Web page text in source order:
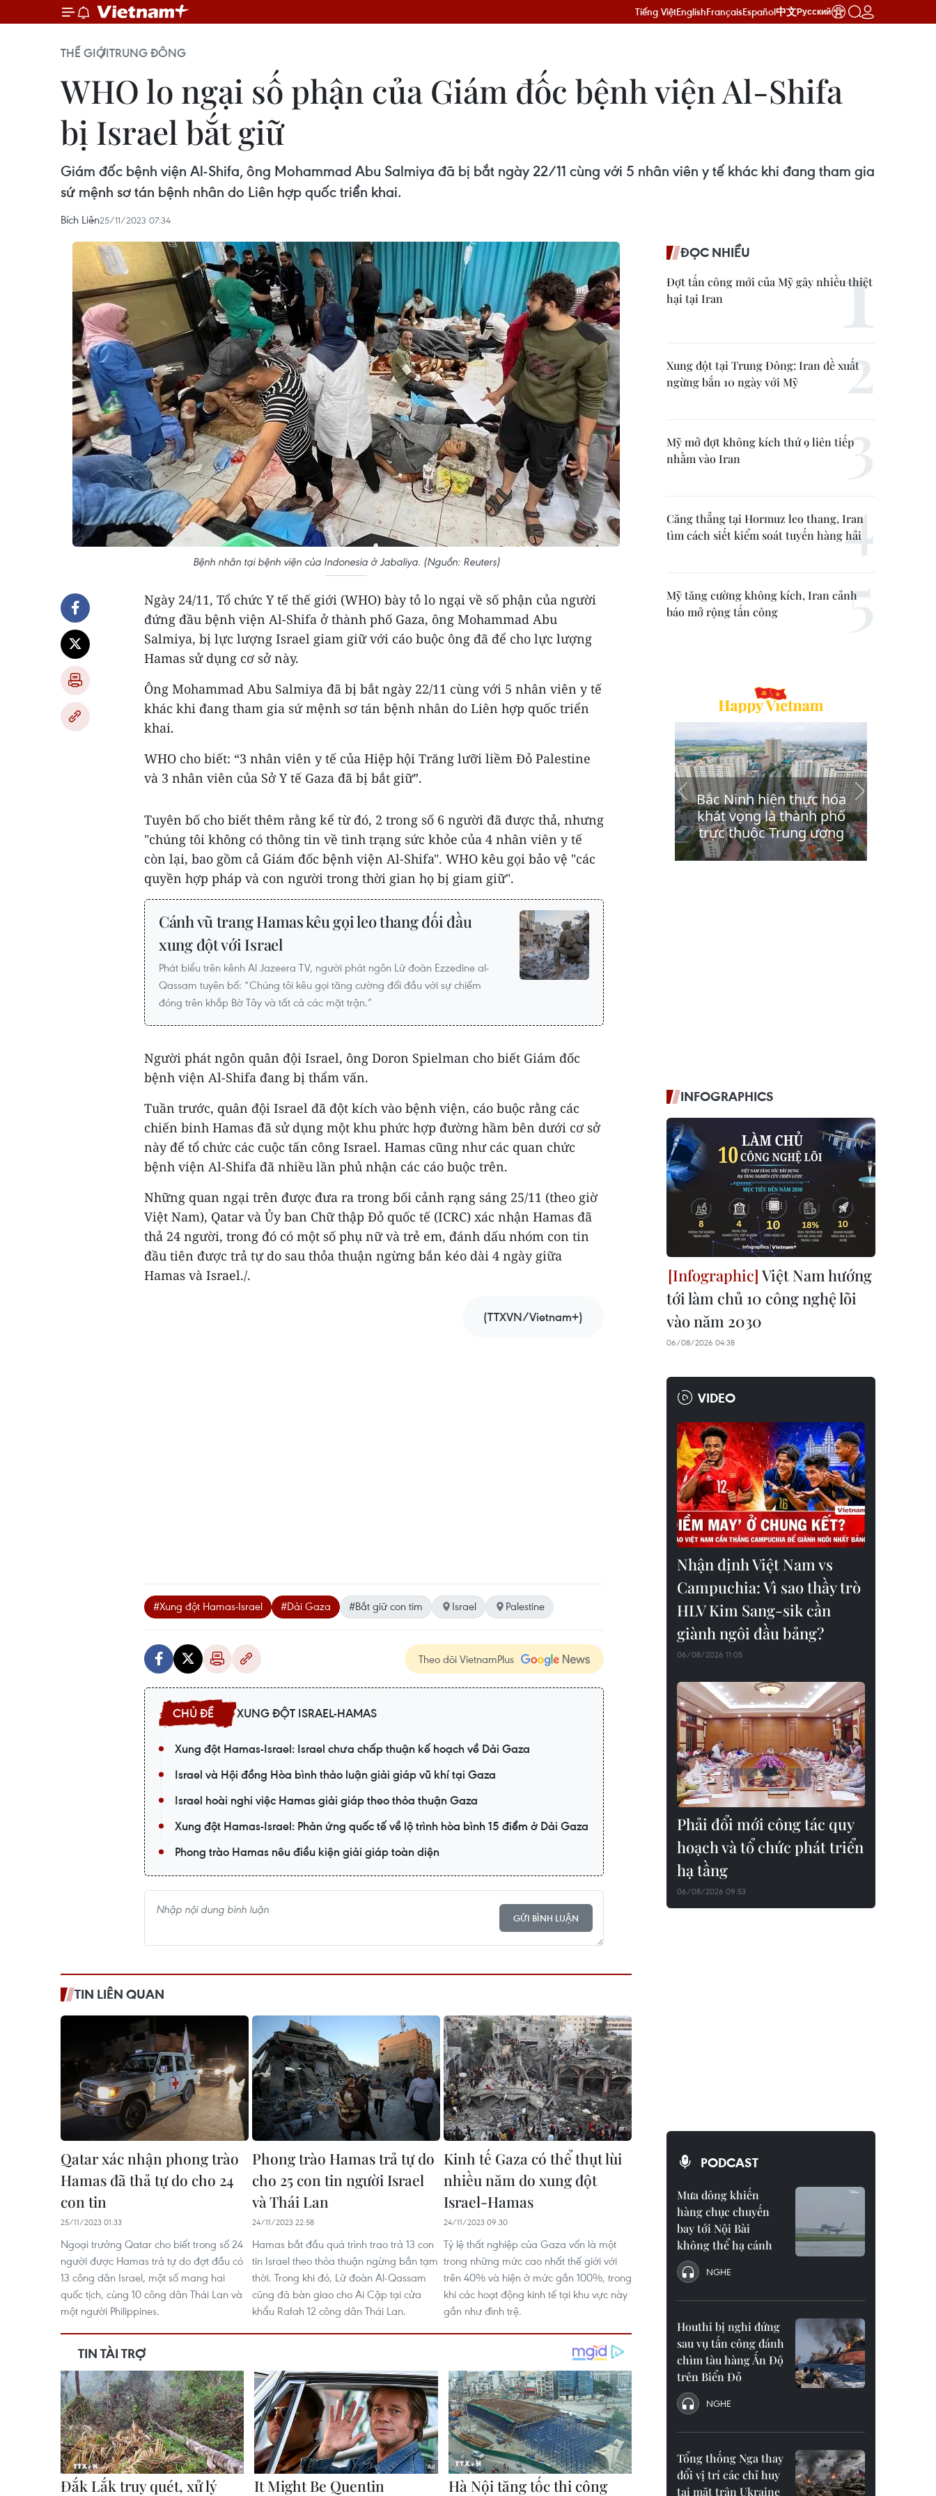
Tiếng ViệtEnglishFrançaisEspañol中文Русский
THẾ GIỚITRUNG ĐÔNG
WHO lo ngại số phận của Giám đốc bệnh viện Al-Shifa
bị Israel bắt giữ
Giám đốc bệnh viện Al-Shifa, ông Mohammad Abu Salmiya đã bị bắt ngày 22/11 cùng với 5 nhân viên y tế khác khi đang tham gia
sứ mệnh sơ tán bệnh nhân do Liên hợp quốc triển khai.
Bích Liên25/11/2023 07:34
Bệnh nhân tại bệnh viện của Indonesia ở Jabaliya. (Nguồn: Reuters)
Ngày 24/11, Tổ chức Y tế thế giới (WHO) bày tỏ lo ngại về số phận của người
đứng đầu bệnh viện Al-Shifa ở thành phố Gaza, ông Mohammad Abu
Salmiya, bị lực lượng Israel giam giữ với cáo buộc ông đã để cho lực lượng
Hamas sử dụng cơ sở này.
Ông Mohammad Abu Salmiya đã bị bắt ngày 22/11 cùng với 5 nhân viên y tế
khác khi đang tham gia sứ mệnh sơ tán bệnh nhân do Liên hợp quốc triển
khai.
WHO cho biết: “3 nhân viên y tế của Hiệp hội Trăng lưỡi liềm Đỏ Palestine
và 3 nhân viên của Sở Y tế Gaza đã bị bắt giữ”.
Tuyên bố cho biết thêm rằng kể từ đó, 2 trong số 6 người đã được thả, nhưng
"chúng tôi không có thông tin về tình trạng sức khỏe của 4 nhân viên y tế
còn lại, bao gồm cả Giám đốc bệnh viện Al-Shifa". WHO kêu gọi bảo vệ "các
quyền hợp pháp và con người trong thời gian họ bị giam giữ".
Cánh vũ trang Hamas kêu gọi leo thang đối đầu
xung đột với Israel
Phát biểu trên kênh Al Jazeera TV, người phát ngôn Lữ đoàn Ezzedine al-
Qassam tuyên bố: “Chúng tôi kêu gọi tăng cường đối đầu với sự chiếm
đóng trên khắp Bờ Tây và tất cả các mặt trận.”
Người phát ngôn quân đội Israel, ông Doron Spielman cho biết Giám đốc
bệnh viện Al-Shifa đang bị thẩm vấn.
Tuần trước, quân đội Israel đã đột kích vào bệnh viện, cáo buộc rằng các
chiến binh Hamas đã sử dụng một khu phức hợp đường hầm bên dưới cơ sở
này để tổ chức các cuộc tấn công Israel. Hamas cũng như các quan chức
bệnh viện Al-Shifa đã nhiều lần phủ nhận các cáo buộc trên.
Những quan ngại trên được đưa ra trong bối cảnh rạng sáng 25/11 (theo giờ
Việt Nam), Qatar và Ủy ban Chữ thập Đỏ quốc tế (ICRC) xác nhận Hamas đã
thả 24 người, trong đó có một số phụ nữ và trẻ em, đánh dấu nhóm con tin
đầu tiên được trả tự do sau thỏa thuận ngừng bắn kéo dài 4 ngày giữa
Hamas và Israel./.
(TTXVN/Vietnam+)
#Xung đột Hamas-Israel #Dải Gaza #Bắt giữ con tim Israel Palestine
Theo dõi VietnamPlus
XUNG ĐỘT ISRAEL-HAMAS
Xung đột Hamas-Israel: Israel chưa chấp thuận kế hoạch về Dải Gaza
Israel và Hội đồng Hòa bình thảo luận giải giáp vũ khí tại Gaza
Israel hoài nghi việc Hamas giải giáp theo thỏa thuận Gaza
Xung đột Hamas-Israel: Phản ứng quốc tế về lộ trình hòa bình 15 điểm ở Dải Gaza
Phong trào Hamas nêu điều kiện giải giáp toàn diện
GỬI BÌNH LUẬN
TIN LIÊN QUAN
Qatar xác nhận phong trào
Hamas đã thả tự do cho 24
con tin
25/11/2023 01:33
Ngoại trưởng Qatar cho biết trong số 24
người được Hamas trả tự do đợt đầu có
13 công dân Israel, một số mang hai
quốc tịch, cùng 10 công dân Thái Lan và
một người Philippines.
Phong trào Hamas trả tự do
cho 25 con tin người Israel
và Thái Lan
24/11/2023 22:58
Hamas bắt đầu quá trình trao trả 13 con
tin Israel theo thỏa thuận ngừng bắn tạm
thời. Trong khi đó, Lữ đoàn Al-Qassam
cũng đã bàn giao cho Ai Cập tại cửa
khẩu Rafah 12 công dân Thái Lan.
Kinh tế Gaza có thể thụt lùi
nhiều năm do xung đột
Israel-Hamas
24/11/2023 09:30
Tỷ lệ thất nghiệp của Gaza vốn là một
trong những mức cao nhất thế giới với
trên 40% và hiện ở mức gần 100%, trong
khi các hoạt động kinh tế tại khu vực này
gần như đình trệ.
ĐỌC NHIỀU
Đợt tấn công mới của Mỹ gây nhiều thiệt
hại tại Iran
Xung đột tại Trung Đông: Iran đề xuất
ngừng bắn 10 ngày với Mỹ
Mỹ mở đợt không kích thứ 9 liên tiếp
nhằm vào Iran
Căng thẳng tại Hormuz leo thang, Iran
tìm cách siết kiểm soát tuyến hàng hải
Mỹ tăng cường không kích, Iran cảnh
báo mở rộng tấn công
INFOGRAPHICS
Việt Nam hướng
tới làm chủ 10 công nghệ lõi
vào năm 2030
06/08/2026 04:38
VIDEO
Nhận định Việt Nam vs
Campuchia: Vì sao thầy trò
HLV Kim Sang-sik cần
giành ngôi đầu bảng?
06/08/2026 11:05
Phải đổi mới công tác quy
hoạch và tổ chức phát triển
hạ tầng
06/08/2026 09:53
PODCAST
Mưa dông khiến
hàng chục chuyến
bay tới Nội Bài
không thể hạ cánh
NGHE
Houthi bị nghi đứng
sau vụ tấn công đánh
chìm tàu hàng Ấn Độ
trên Biển Đỏ
NGHE
Tổng thống Nga thay
đổi vị trí các chỉ huy
tại mặt trận Ukraine